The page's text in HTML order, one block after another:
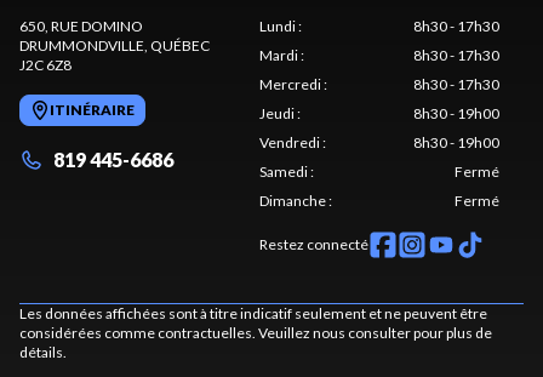
650, RUE DOMINO
DRUMMONDVILLE, QUÉBEC
J2C 6Z8
ITINÉRAIRE
819 445-6686
Lundi:
8h30 - 17h30
Mardi:
8h30 - 17h30
Mercredi:
8h30 - 17h30
Jeudi:
8h30 - 19h00
Vendredi:
8h30 - 19h00
Samedi:
Fermé
Dimanche: Fermé
Restez connecté
Les données affichées sont à titre indicatif seulement et ne peuvent être
considérées comme contractuelles. Veuillez nous consulter pour plus de
détails.